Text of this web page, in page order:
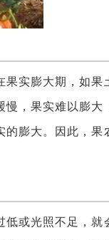
实膨大期，如果
，果实难以膨大
的膨大。因此，果
或光照不足，就